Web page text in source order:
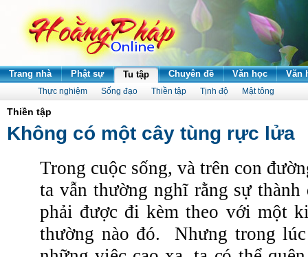
Trang nhà Phật sự Tu tập Chuyên đề Văn học Văn
Thực nghiệm Sống đạo Thiền tập Tịnh độ Mật tông
Thiền tập
Không có một cây tùng rực lửa
Trong cuộc sống, và trên con
ta vẫn thường nghĩ rằng sự
phải được đi kèmtheo với một
thường nào đó.Nhưng trong